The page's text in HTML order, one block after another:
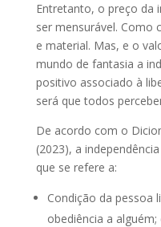
Entretanto, o preço da
ser mensurável. Como
e material. Mas, e o
mundo de fantasia a
positivo associado à
será que todos
De acordo com o
(2023), a
que se refere a:
Condição da pessoa
obediência a